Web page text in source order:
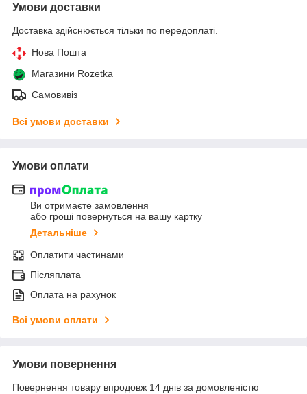
Умови доставки
Доставка здійснюється тільки по передоплаті.
Нова Пошта
Магазини Rozetka
Самовивіз
Всі умови доставки
Умови оплати
Ви отримаєте замовлення
або гроші повернуться на вашу картку
Детальніше
Оплатити частинами
Післяплата
Оплата на рахунок
Всі умови оплати
Умови повернення
Повернення товару впродовж 14 днів за домовленістю